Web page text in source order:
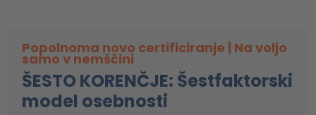
Popolnoma novo certificiranje | Na voljo
samo v nemščini
ŠESTO KORENČJE: Šestfaktorski
model osebnosti